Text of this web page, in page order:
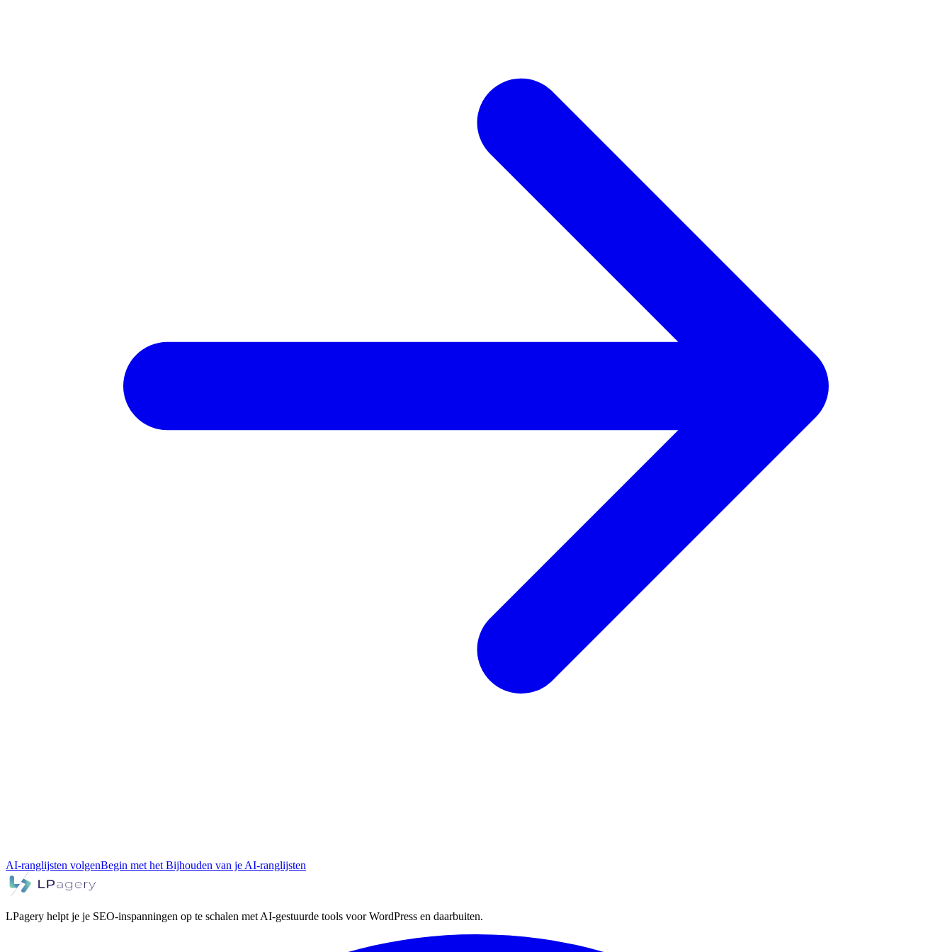
AI-ranglijsten volgenBegin met het Bijhouden van je AI-ranglijsten
LPagery helpt je je SEO-inspanningen op te schalen met AI-gestuurde tools voor WordPress en daarbuiten.